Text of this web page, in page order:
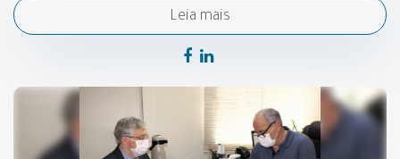
Leia mais